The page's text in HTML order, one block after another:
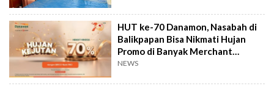
HUT ke-70 Danamon, Nasabah di
Balikpapan Bisa Nikmati Hujan
Promo di Banyak Merchant
Favorit
NEWS